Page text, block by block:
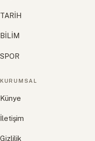
TARİH
BİLİM
SPOR
KURUMSAL
Künye
İletişim
Gizlilik